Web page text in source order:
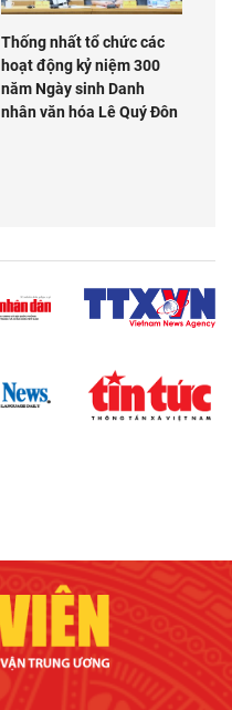
Thống nhất tổ chức các
hoạt động kỷ niệm 300
năm Ngày sinh Danh
nhân văn hóa Lê Quý Đôn